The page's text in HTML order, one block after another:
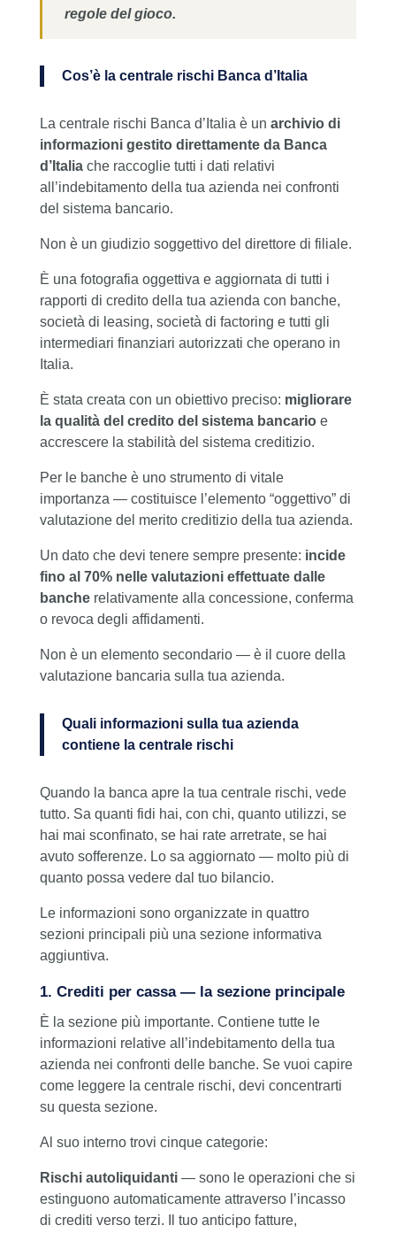
regole del gioco.
Cos’è la centrale rischi Banca d’Italia
La centrale rischi Banca d’Italia è un archivio di
informazioni gestito direttamente da Banca
d’Italiache raccoglie tutti i dati relativi
all’indebitamento della tua azienda nei confronti
del sistema bancario.
Non è un giudizio soggettivo del direttore di filiale.
È una fotografia oggettiva e aggiornata di tutti i
rapporti di credito della tua azienda con banche,
società di leasing, società di factoring e tutti gli
intermediari finanziari autorizzati che operano in
Italia.
È stata creata con un obiettivo preciso: migliorare
la qualità del credito del sistema bancarioe
accrescere la stabilità del sistema creditizio.
Per le banche è uno strumento di vitale
importanza — costituisce l’elemento “oggettivo” di
valutazione del merito creditizio della tua azienda.
Un dato che devi tenere sempre presente: incide
fino al 70% nelle valutazioni effettuate dalle
bancherelativamente alla concessione, conferma
o revoca degli affidamenti.
Non è un elemento secondario — è il cuore della
valutazione bancaria sulla tua azienda.
Quali informazioni sulla tua azienda
contiene la centrale rischi
Quando la banca apre la tua centrale rischi, vede
tutto. Sa quanti fidi hai, con chi, quanto utilizzi, se
hai mai sconfinato, se hai rate arretrate, se hai
avuto sofferenze. Lo sa aggiornato — molto più di
quanto possa vedere dal tuo bilancio.
Le informazioni sono organizzate in quattro
sezioni principali più una sezione informativa
aggiuntiva.
1. Crediti per cassa — la sezione principale
È la sezione più importante. Contiene tutte le
informazioni relative all’indebitamento della tua
azienda nei confronti delle banche. Se vuoi capire
come leggere la centrale rischi, devi concentrarti
su questa sezione.
Al suo interno trovi cinque categorie:
Rischi autoliquidanti— sono le operazioni che si
estinguono automaticamente attraverso l’incasso
di crediti verso terzi. Il tuo anticipo fatture,